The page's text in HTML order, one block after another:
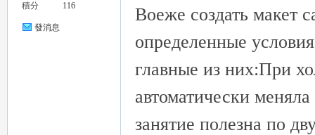
積分 116
發消息
Воеже создать макет
определенные
главные из них:При
автоматически
занятие полезна по